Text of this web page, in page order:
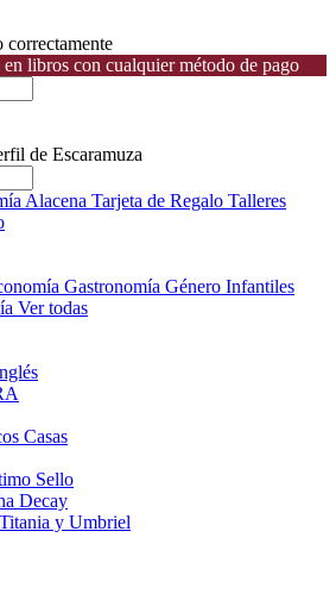
correctamente
libros con cualquier método de pago
Alacena Tarjeta de Regalo Talleres
Gastronomía Género Infantiles
Ver todas
Casas
Sello
Decay
y Umbriel